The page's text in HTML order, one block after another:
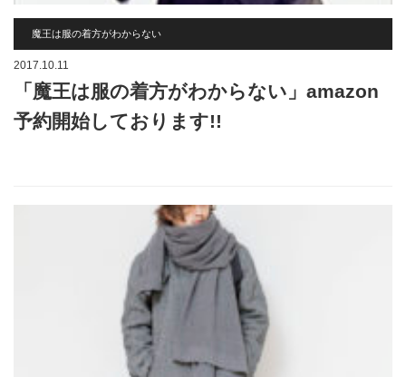
魔王は服の着方がわからない
2017.10.11
「魔王は服の着方がわからない」amazon
予約開始しております!!